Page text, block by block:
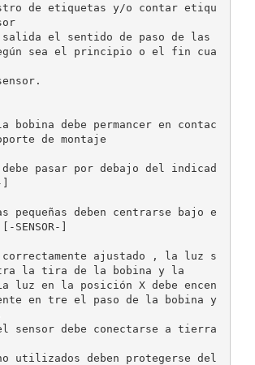
de etiquetas y/o contar etiqu
el sentido de paso de las
sea el principio o el fin cua
debe permancer en contac
de montaje
pasar por debajo del indicad
]
pequeñas deben centrarse bajo e
]
correctamente ajustado , la luz s
la tira de la bobina y la
luz en la posición X debe encen
en tre el paso de la bobina y
sensor debe conectarse a tierra
utilizados deben protegerse del